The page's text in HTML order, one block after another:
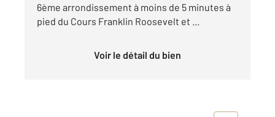
6ème arrondissement à moins de 5 minutes à
pied du Cours Franklin Roosevelt et ...
Voir le détail du bien